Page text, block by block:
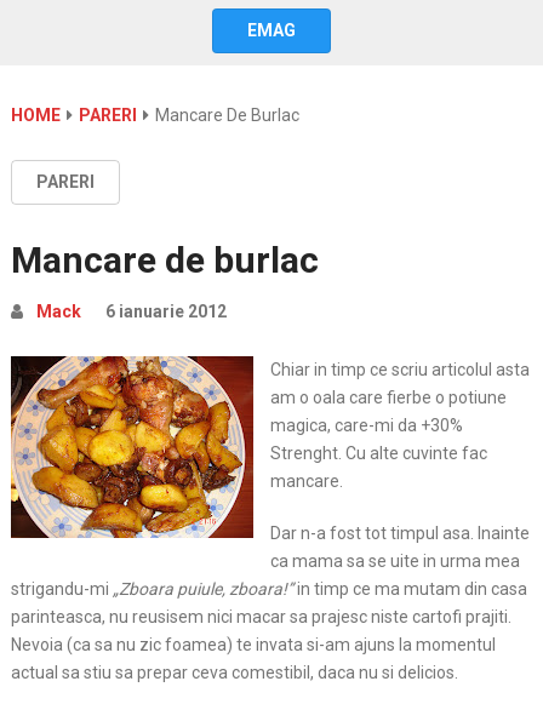
EMAG
HOME PARERI Mancare De Burlac
PARERI
Mancare de burlac
Mack 6 ianuarie 2012
Chiar in timp ce scriu articolul asta
am o oala care fierbe o potiune
magica, care-mi da +30%
Strenght. Cu alte cuvinte fac
mancare.
Dar n-a fost tot timpul asa. Inainte
ca mama sa se uite in urma mea
strigandu-mi „Zboara puiule, zboara!”in timp ce ma mutam din casa
parinteasca, nu reusisem nici macar sa prajesc niste cartofi prajiti.
Nevoia (ca sa nu zic foamea) te invata si-am ajuns la momentul
actual sa stiu sa prepar ceva comestibil, daca nu si delicios.